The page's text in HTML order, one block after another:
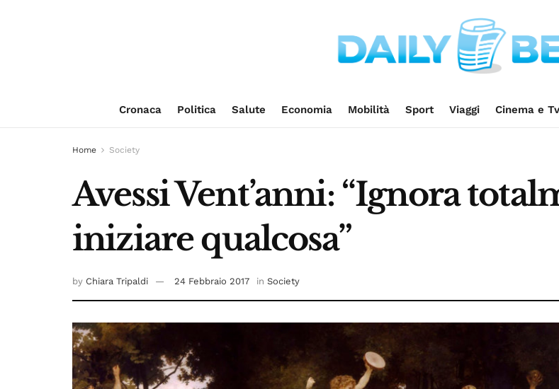
Cronaca Politica Salute Economia Mobilità Sport Viaggi Cinema e Tv
Home Society
Avessi Vent’anni: “Ignora
iniziare qualcosa”
by Chiara Tripaldi 24 Febbraio 2017 in Society